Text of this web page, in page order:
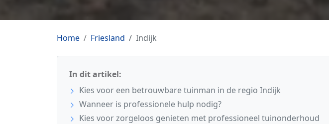
Home Friesland Indijk
In dit artikel:
Kies voor een betrouwbare tuinman in de regio Indijk
Wanneer is professionele hulp nodig?
Kies voor zorgeloos genieten met professioneel tuinonderhoud